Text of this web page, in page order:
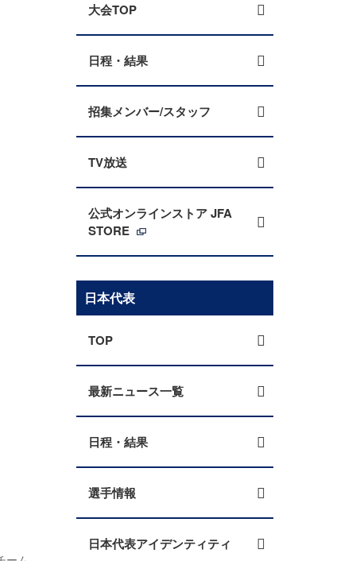
大会TOP
日程・結果
招集メンバー/スタッフ
TV放送
公式オンラインストア JFA
STORE
日本代表
TOP
最新ニュース一覧
日程・結果
選手情報
日本代表アイデンティティ